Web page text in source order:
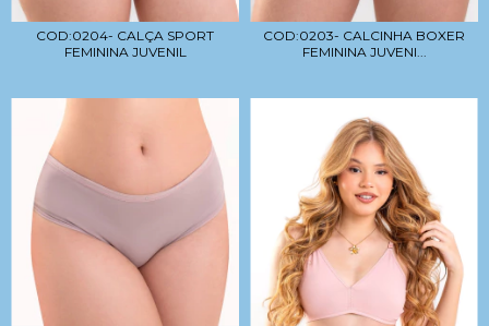
COD:0204- CALÇA SPORT
FEMININA JUVENIL
COD:0203- CALCINHA BOXER
FEMININA JUVENI...